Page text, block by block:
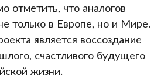
отметить, что аналогов
только в Европе, но и Мире.
является воссоздание
счастливого будущего
жизни.